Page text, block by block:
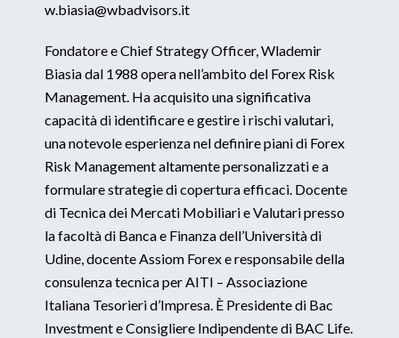
w.biasia@wbadvisors.it
Fondatore e Chief Strategy Officer, Wlademir
Biasia dal 1988 opera nell’ambito del Forex Risk
Management. Ha acquisito una significativa
capacità di identificare e gestire i rischi valutari,
una notevole esperienza nel definire piani di Forex
Risk Management altamente personalizzati e a
formulare strategie di copertura efficaci. Docente
di Tecnica dei Mercati Mobiliari e Valutari presso
la facoltà di Banca e Finanza dell’Università di
Udine, docente Assiom Forex e responsabile della
consulenza tecnica per AITI – Associazione
Italiana Tesorieri d’Impresa. È Presidente di Bac
Investment e Consigliere Indipendente di BAC Life.